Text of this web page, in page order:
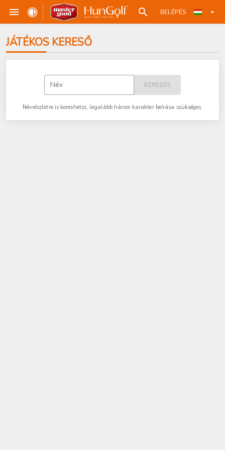
BELÉPÉS
JÁTÉKOS KERESŐ
Név KERESÉS
Névrészletre is kereshetsz, legalább három karakter beírása szükséges.